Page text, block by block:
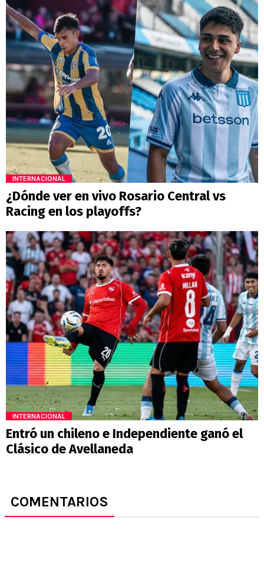
INTERNACIONAL
¿Dónde ver en vivo Rosario Central vs
Racing en los playoffs?
INTERNACIONAL
Entró un chileno e Independiente ganó el
Clásico de Avellaneda
COMENTARIOS